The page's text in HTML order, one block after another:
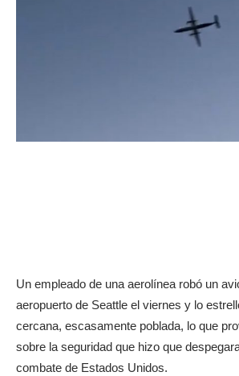
Un empleado de una aerolínea robó un
aeropuerto de Seattle el viernes y lo
cercana, escasamente poblada, lo que
sobre la seguridad que hizo que
combate de Estados Unidos.